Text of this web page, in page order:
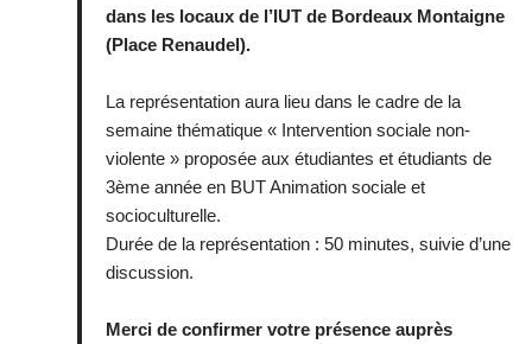
dans les locaux de l’IUT de Bordeaux Montaigne
(Place Renaudel).
La représentation aura lieu dans le cadre de la
semaine thématique « Intervention sociale non-
violente » proposée aux étudiantes et étudiants de
3ème année en BUT Animation sociale et
socioculturelle.
Durée de la représentation : 50 minutes, suivie d’une
discussion.
Merci de confirmer votre présence auprès